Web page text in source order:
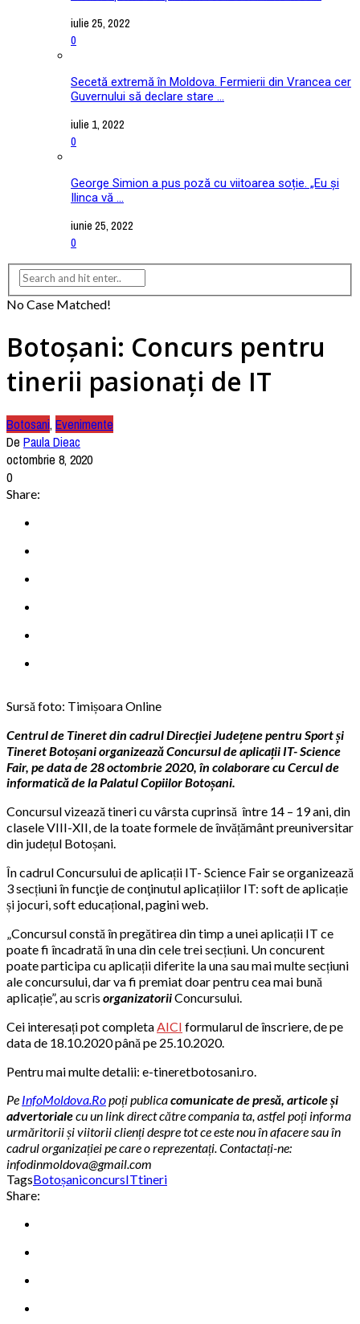
iulie 25, 2022
0
Secetă extremă în Moldova. Fermierii din Vrancea cer
Guvernului să declare stare ...
iulie 1, 2022
0
George Simion a pus poză cu viitoarea soție. „Eu și
Ilinca vă ...
iunie 25, 2022
0
No Case Matched!
Botoșani: Concurs pentru
tinerii pasionați de IT
Botosani, Evenimente
De Paula Dieac
octombrie 8, 2020
0
Share:
Sursă foto: Timișoara Online
Centrul de Tineret din cadrul Direcției Județene pentru Sport și
Tineret Botoșani organizează Concursul de aplicații IT- Science
Fair, pe data de 28 octombrie 2020, în colaborare cu Cercul de
informatică de la Palatul Copiilor Botoșani.
Concursul vizează tineri cu vârsta cuprinsă între 14 – 19 ani, din
clasele VIII-XII, de la toate formele de învățământ preuniversitar
din județul Botoșani.
În cadrul Concursului de aplicații IT- Science Fair se organizează
3 secțiuni în funcţie de conţinutul aplicațiilor IT: soft de aplicație
și jocuri, soft educațional, pagini web.
„Concursul constă în pregătirea din timp a unei aplicații IT ce
poate fi încadrată în una din cele trei secțiuni. Un concurent
poate participa cu aplicații diferite la una sau mai multe secțiuni
ale concursului, dar va fi premiat doar pentru cea mai bună
aplicație”, au scris organizatoriiConcursului.
Cei interesați pot completaAICI formularul de înscriere, de pe
data de 18.10.2020 până pe 25.10.2020.
Pentru mai multe detalii: e-tineretbotosani.ro.
Pe InfoMoldova.Ropoți publicacomunicate de presă, articole și
advertorialecu un link direct către compania ta, astfel poți informa
urmăritorii și viitorii clienți despre tot ce este nou în afacere sau în
cadrul organizației pe care o reprezentați. Contactați-ne:
infodinmoldova@gmail.com
TagsBotoșaniconcursITtineri
Share: